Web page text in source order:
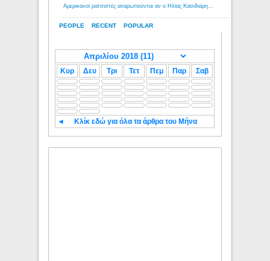
PEOPLE RECENT POPULAR
Κυρ Δευ Τρι Τετ Πεμ Παρ Σαβ
◄ Κλίκ εδώ για όλα τα άρθρα του Μήνα